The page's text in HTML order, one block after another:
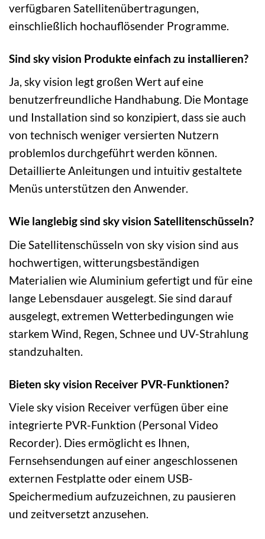
verfügbaren Satellitenübertragungen,
einschließlich hochauflösender Programme.
Sind sky vision Produkte einfach zu installieren?
Ja, sky vision legt großen Wert auf eine
benutzerfreundliche Handhabung. Die Montage
und Installation sind so konzipiert, dass sie auch
von technisch weniger versierten Nutzern
problemlos durchgeführt werden können.
Detaillierte Anleitungen und intuitiv gestaltete
Menüs unterstützen den Anwender.
Wie langlebig sind sky vision Satellitenschüsseln?
Die Satellitenschüsseln von sky vision sind aus
hochwertigen, witterungsbeständigen
Materialien wie Aluminium gefertigt und für eine
lange Lebensdauer ausgelegt. Sie sind darauf
ausgelegt, extremen Wetterbedingungen wie
starkem Wind, Regen, Schnee und UV-Strahlung
standzuhalten.
Bieten sky vision Receiver PVR-Funktionen?
Viele sky vision Receiver verfügen über eine
integrierte PVR-Funktion (Personal Video
Recorder). Dies ermöglicht es Ihnen,
Fernsehsendungen auf einer angeschlossenen
externen Festplatte oder einem USB-
Speichermedium aufzuzeichnen, zu pausieren
und zeitversetzt anzusehen.